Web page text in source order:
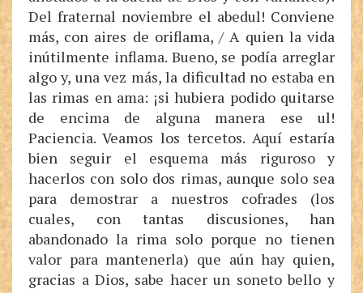
Del fraternal noviembre el abedul! Conviene
más, con aires de oriflama, / A quien la vida
inútilmente inflama. Bueno, se podía arreglar
algo y, una vez más, la dificultad no estaba en
las rimas en ama: ¡si hubiera podido quitarse
de encima de alguna manera ese ul!
Paciencia. Veamos los tercetos. Aquí estaría
bien seguir el esquema más riguroso y
hacerlos con solo dos rimas, aunque solo sea
para demostrar a nuestros cofrades (los
cuales, con tantas discusiones, han
abandonado la rima solo porque no tienen
valor para mantenerla) que aún hay quien,
gracias a Dios, sabe hacer un soneto bello y